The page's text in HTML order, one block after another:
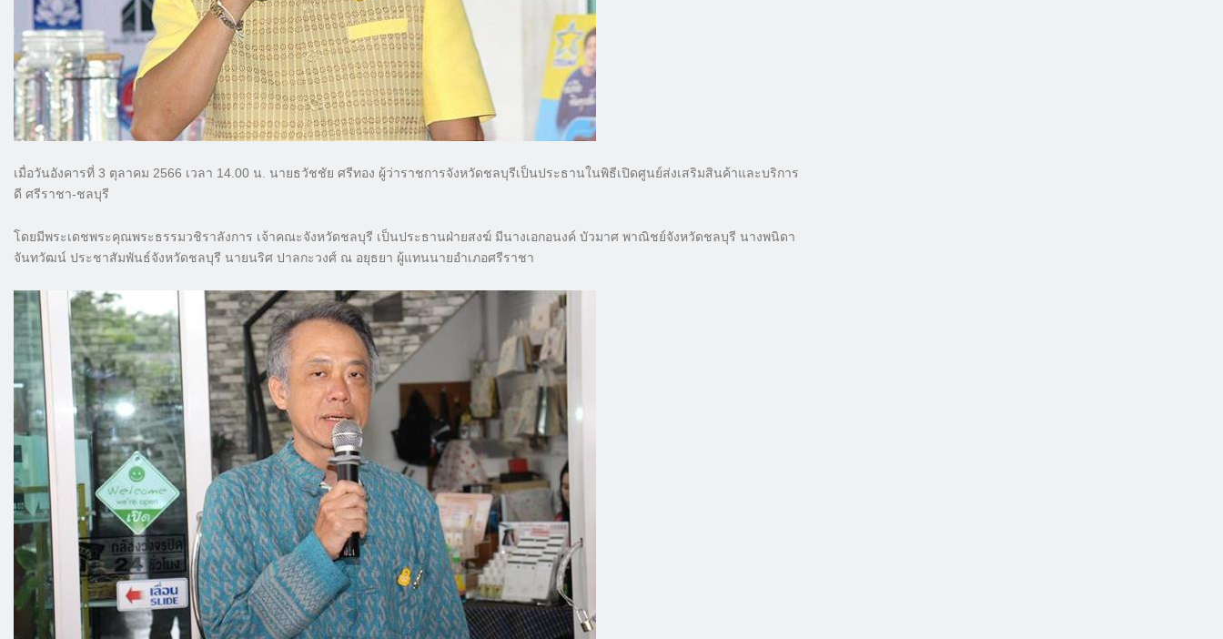
เมื่อวันอังคารที่ 3 ตุลาคม 2566 เวลา 14.00 น. นายธวัชชัย ศรีทอง ผู้ว่าราชการจังหวัดชลบุรีเป็นประธานในพิธีเปิดศูนย์ส่งเสริมสินค้าและบริการ
ดี ศรีราชา-ชลบุรี
โดยมีพระเดชพระคุณพระธรรมวชิราลังการ เจ้าคณะจังหวัดชลบุรี เป็นประธานฝ่ายสงฆ์ มีนางเอกอนงค์ บัวมาศ พาณิชย์จังหวัดชลบุรี นางพนิดา
จันทวัฒน์ ประชาสัมพันธ์จังหวัดชลบุรี นายนริศ ปาลกะวงศ์ ณ อยุธยา ผู้แทนนายอำเภอศรีราชา